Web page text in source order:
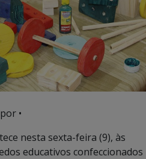
•
nesta sexta-feira (9), às
educativos confeccionados